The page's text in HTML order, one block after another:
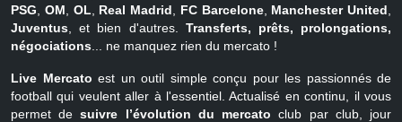
PSG
OM OL Real Madrid FC Barcelone, Manchester United
Juventus , et bien d'autres. Transferts, prêts, prolongations,
négociations ... ne manquez rien du mercato !
Live Mercato est un outil simple conçu pour les passionnés de
football qui veulent aller à l'essentiel. Actualisé en continu, il vous
permet desuivre l’évolution du mercato club par club, jour